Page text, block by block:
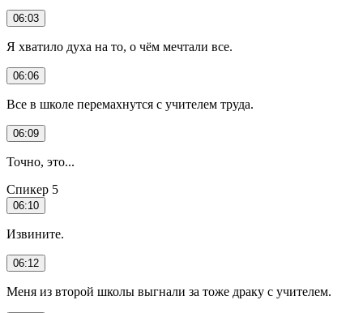
06:03
Я хватило духа на то, о чём мечтали все.
06:06
Все в школе перемахнутся с учителем труда.
06:09
Точно, это...
Спикер 5
06:10
Извините.
06:12
Меня из второй школы выгнали за тоже драку с учителем.